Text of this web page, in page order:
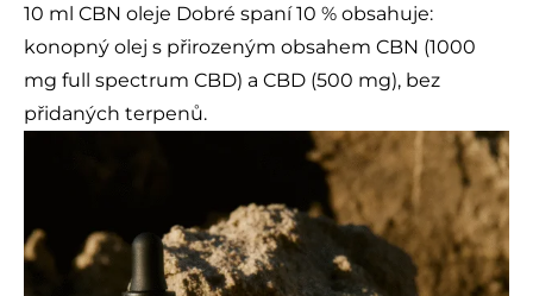
10 ml CBN oleje Dobré spaní 10 % obsahuje:
konopný olej s přirozeným obsahem CBN (1000
mg full spectrum CBD) a CBD (500 mg), bez
přidaných terpenů.